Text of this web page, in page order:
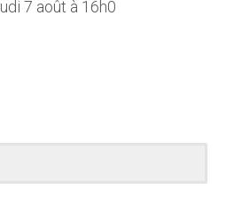
7 août à 16h0